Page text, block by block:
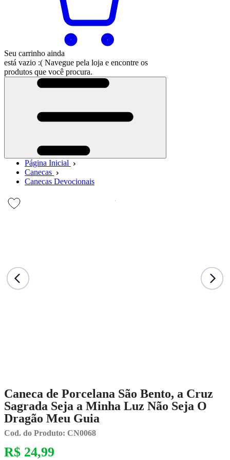
Seu carrinho ainda
está vazio :( Navegue pela loja e encontre os
produtos que você procura.
Página Inicial
Canecas
Canecas Devocionais
Caneca de Porcelana São Bento, a Cruz
Sagrada Seja a Minha Luz Não Seja O
Dragão Meu Guia
Cod. do Produto: CN0068
R$ 24,99